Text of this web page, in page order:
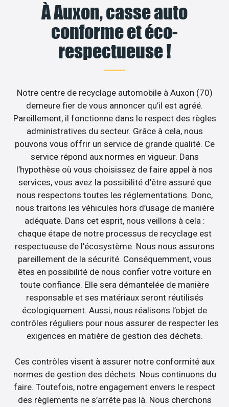
À Auxon, casse auto
conforme et éco-
respectueuse !
Notre centre de recyclage automobile à Auxon (70)
demeure fier de vous annoncer qu’il est agréé.
Pareillement, il fonctionne dans le respect des règles
administratives du secteur. Grâce à cela, nous
pouvons vous offrir un service de grande qualité. Ce
service répond aux normes en vigueur. Dans
l’hypothèse où vous choisissez de faire appel à nos
services, vous avez la possibilité d’être assuré que
nous respectons toutes les réglementations. Donc,
nous traitons les véhicules hors d’usage de manière
adéquate. Dans cet esprit, nous veillons à cela :
chaque étape de notre processus de recyclage est
respectueuse de l’écosystème. Nous nous assurons
pareillement de la sécurité. Conséquemment, vous
êtes en possibilité de nous confier votre voiture en
toute confiance. Elle sera démantelée de manière
responsable et ses matériaux seront réutilisés
écologiquement. Aussi, nous réalisons l’objet de
contrôles réguliers pour nous assurer de respecter les
exigences en matière de gestion des déchets.
Ces contrôles visent à assurer notre conformité aux
normes de gestion des déchets. Nous continuons du
faire. Toutefois, notre engagement envers le respect
des règlements ne s’arrête pas là. Nous cherchons